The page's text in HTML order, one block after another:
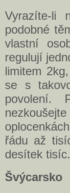
Vyrazíte-li
podobné
vlastní
regulují
limitem
se s
povolení.
řádu až
desítek tisíc.
Švýcarsko